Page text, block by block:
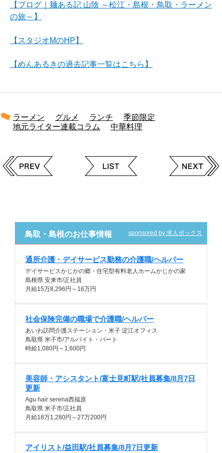
【ブログ｜麺ある記 山陰 ～松江・島根・鳥取・ラーメン
の旅～】
【スタジオMのHP】
【めんあるきの過去記事一覧はこちら】
ラーメン グルメ ランチ
季節限定
地元ライター連載コラム
中華料理
鳥取・島根のお仕事情報 sponsored by 求人ボックス
通所介護・デイサービス勤務の介護職/ヘルパー
デイサービスかじかの郷・住宅型有料老人ホームかじかの家
島根県 安来市/正社員
月給15万8,296円～16万円
社会保険完備の職場で介護職/ヘルパー
あいわ訪問介護ステーション・米子 淀江オフィス
鳥取県 米子市/アルバイト・パート
時給1,080円～1,600円
美容師・アシスタント/富士見町駅/社員募集/8月7日
更新
Agu hair serena西福原
鳥取県 米子市/正社員
月給18万1,280円～27万200円
アイリスト/益田駅/社員募集/8月7日更新